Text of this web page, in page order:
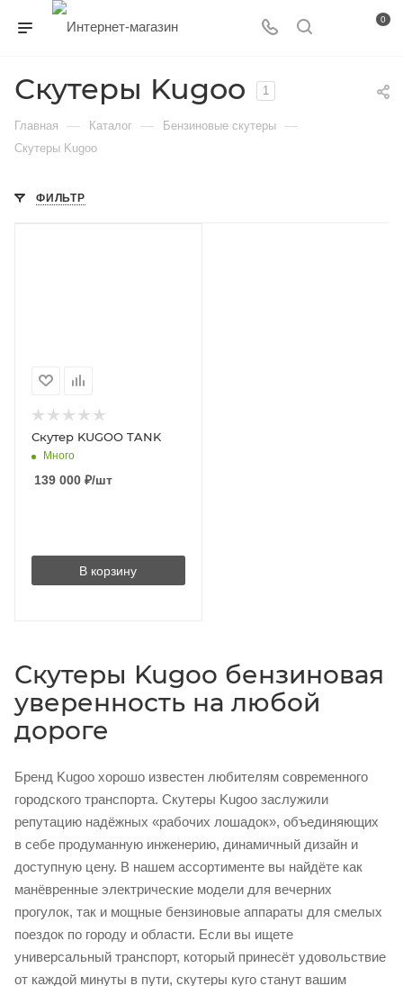
0
Скутеры Kugoo 1
Главная — Каталог — Бензиновые скутеры —
Скутеры Kugoo
ФИЛЬТР
Скутер KUGOO TANK
Много
139 000 ₽/шт
В корзину
Скутеры Kugoo бензиновая
уверенность на любой
дороге
Бренд Kugoo хорошо известен любителям современного
городского транспорта. Скутеры Kugoo заслужили
репутацию надёжных «рабочих лошадок», объединяющих
в себе продуманную инженерию, динамичный дизайн и
доступную цену. В нашем ассортименте вы найдёте как
манёвренные электрические модели для вечерних
прогулок, так и мощные бензиновые аппараты для смелых
поездок по городу и области. Если вы ищете
универсальный транспорт, который принесёт удовольствие
от каждой минуты в пути, скутеры куго станут вашим